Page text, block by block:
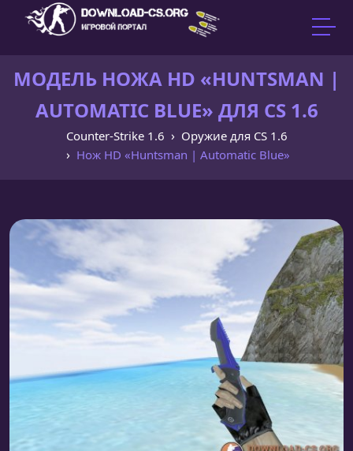
МОДЕЛЬ НОЖА HD «HUNTSMAN |
AUTOMATIC BLUE» ДЛЯ CS 1.6
Counter-Strike 1.6
Оружие для CS 1.6
Нож HD «Huntsman | Automatic Blue»